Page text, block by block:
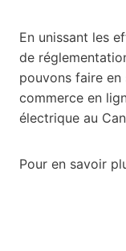
En unissant les
de
pouvons faire
commerce en
électrique au
Pour en savoir